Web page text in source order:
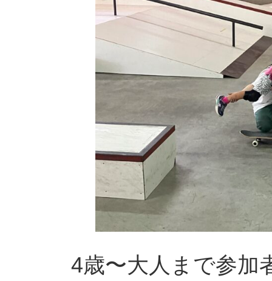
4歳〜大人まで参加